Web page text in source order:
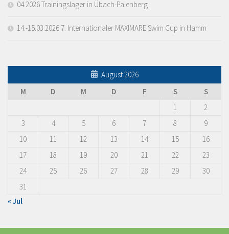
04.2026 Trainingslager in Übach-Palenberg
14.-15.03.2026 7. Internationaler MAXIMARE Swim Cup in Hamm
August 2026
M
D M D F S
S
1
2
3
4 5 6 7 8
9
10
11 12 13 14 15
16
17
18 19 20 21 22
23
24
25 26 27 28 29
30
31
« Jul